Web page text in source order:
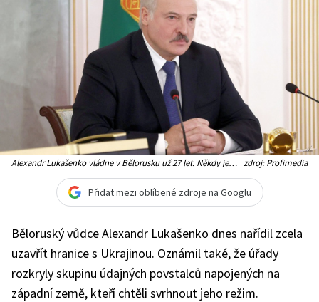
Alexandr Lukašenko vládne v Bělorusku už 27 let. Někdy je zdroj: Profimedia
Přidat mezi oblíbené zdroje na Googlu
Běloruský vůdce Alexandr Lukašenko dnes nařídil zcela
uzavřít hranice s Ukrajinou. Oznámil také, že úřady
rozkryly skupinu údajných povstalců napojených na
západní země, kteří chtěli svrhnout jeho režim.